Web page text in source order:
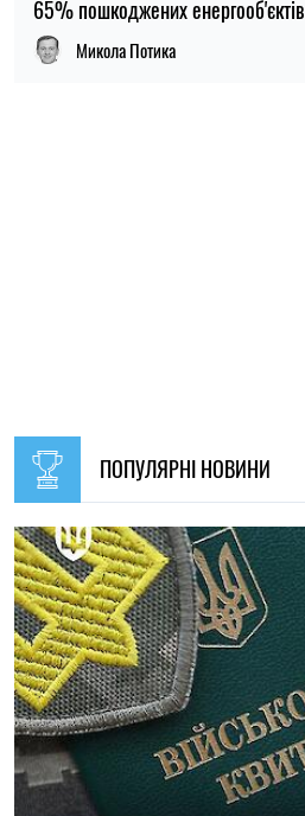
65% пошкоджених енергооб'єктів
Микола Потика
ПОПУЛЯРНІ НОВИНИ